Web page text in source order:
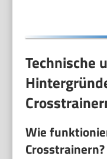
Technische
Wie
Crosstrainern?